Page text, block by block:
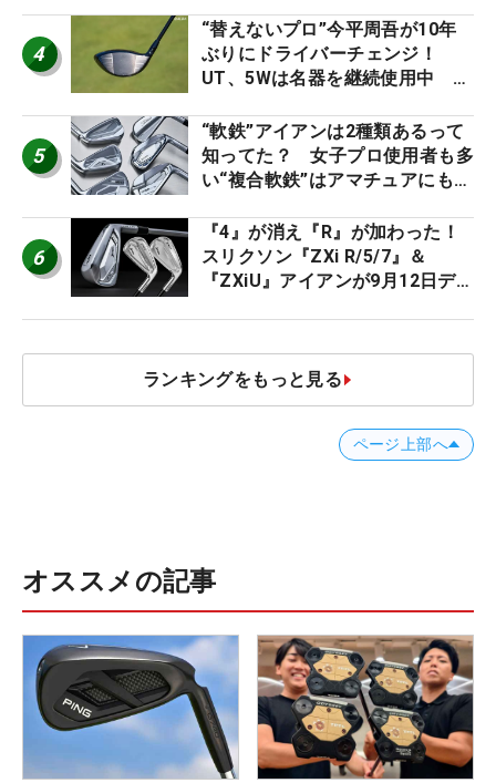
ー』 #女子プロセッティング
4
“替えないプロ”今平周吾が10年
ぶりにドライバーチェンジ！
UT、5Wは名器を継続使用中 #
5
“軟鉄”アイアンは2種類あるって
知ってた？ 女子プロ使用者も多
い“複合軟鉄”はアマチュアにもオ
6
『4』が消え『R』が加わった！
スリクソン『ZXi R/5/7』＆
『ZXiU』アイアンが9月12日デ
ランキングをもっと見る
ページ上部へ
オススメの記事